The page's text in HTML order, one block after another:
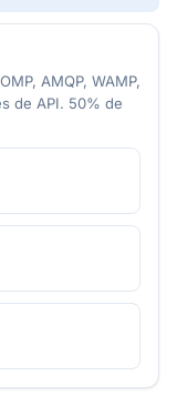
AMQP, WAMP,
de API. 50% de